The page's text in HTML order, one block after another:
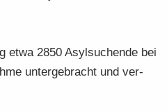
etwa 2850 Asyl­su­chen­de bei
un­ter­ge­bracht und ver­